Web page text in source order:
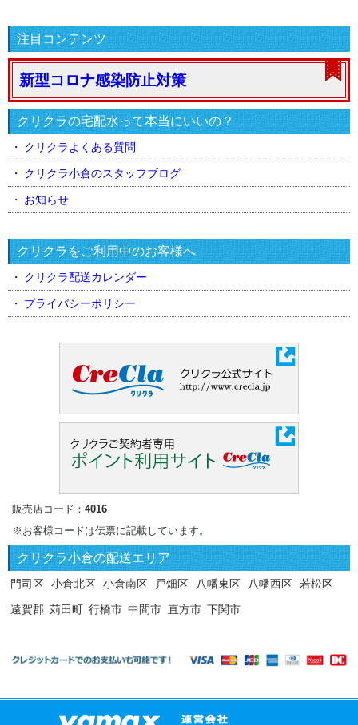
注目コンテンツ
新型コロナ感染防止対策
クリクラの宅配水って本当にいいの？
クリクラよくある質問
クリクラ小倉のスタッフブログ
お知らせ
クリクラをご利用中のお客様へ
クリクラ配送カレンダー
プライバシーポリシー
販売店コード： 4016
※お客様コードは伝票に記載しています。
クリクラ小倉の配送エリア
門司区 小倉北区 小倉南区 戸畑区 八幡東区 八幡西区 若松区
遠賀郡 苅田町 行橋市 中間市 直方市 下関市